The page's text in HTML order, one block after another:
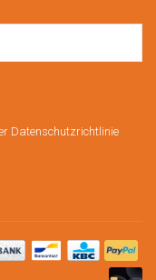
Datenschutzrichtlinie